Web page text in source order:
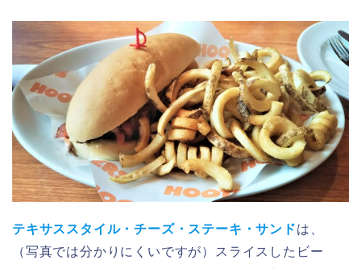
テキサススタイル・チーズ・ステーキ・サンドは、
（写真では分かりにくいですが）スライスしたビー